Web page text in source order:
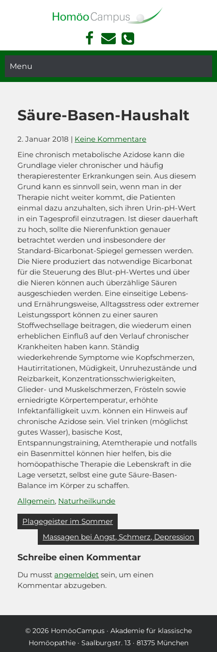
Akademie Für Homöopathie Und Face Reading In München
Face
book
Kont
akt
Face
ing
thie
Mün
chen
Telef
Menu
Säure-Basen-Haushalt
2. Januar 2018 | Keine Kommentare
Eine chronisch metabolische Azidose kann die
Grundlage vieler chronischer und häufig
therapierestenter Erkrankungen sein. Aus diesem
Grund kann es sinnvoll sein, wenn man in der
Therapie nicht weiter kommt, die Patienten
einmal dazu anzuhalten, sich ihren Urin-pH-Wert
in ein Tagesprofil einzutragen. Ist dieser dauerhaft
zu hoch, sollte die Nierenfunktion genauer
betrachtet werden und insbesondere der
Standard-Bicarbonat-Spiegel gemessen werden.
Die Niere produziert das notwendige Bicarbonat
für die Steuerung des Blut-pH-Wertes und über
die Nieren können auch überzählige Säuren
ausgeschieden werden. Eine einseitige Lebens-
und Ernährungsweise, Alltagsstress oder extremer
Leistungssport können zu einer sauren
Stoffwechsellage beitragen, die wiederum einen
erheblichen Einfluß auf den Verlauf chronischer
Krankheiten haben kann. Ständig
wiederkehrende Symptome wie Kopfschmerzen,
Hautirritationen, Müdigkeit, Unruhezustände und
Reizbarkeit, Konzentrationsschwierigkeiten,
Glieder- und Muskelschmerzen, Frösteln sowie
erniedrigte Körpertemperatur, erhöhte
Infektanfälligkeit u.v.m. können ein Hinweis auf
chronische Azidose sein. Viel trinken (möglichst
gutes Wasser), basische Kost,
Entspannungstraining, Atemtherapie und notfalls
ein Basenmittel können hier helfen, bis die
homöopathische Therapie die Lebenskraft in die
Lage versetzt, selbst eine gute Säure-Basen-
Balance im Körper zu schaffen.
Allgemein, Naturheilkunde
Beitragsnavigation
Plagegeister im Sommer
Massagen bei Angst, Schmerz, Depression
Schreibe einen Kommentar
Du musstangemeldet sein, um einen
Kommentar abzugeben.
© 2026 HomöoCampus · Akademie für klassische
Homöopathie · Saalburgstr. 13 · 81375 München